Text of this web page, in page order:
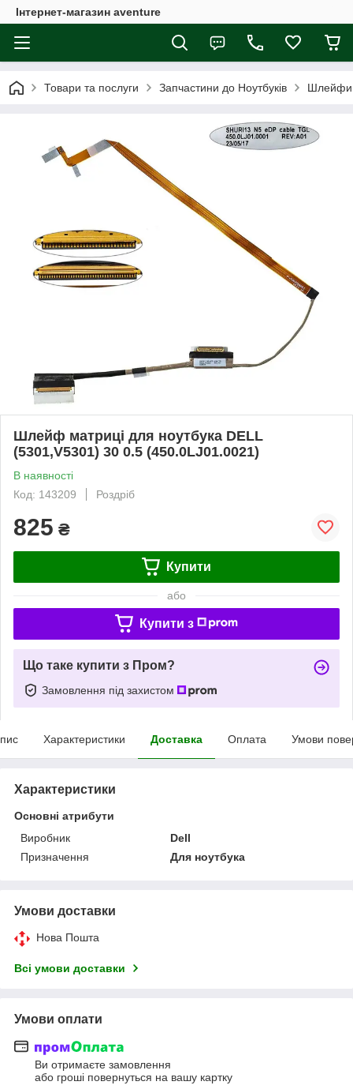
Інтернет-магазин aventure
Товари та послуги Запчастини до Ноутбуків Шлейфи
Шлейф матриці для ноутбука DELL
(5301,V5301) 30 0.5 (450.0LJ01.0021)
В наявності
Код: 143209
Роздріб
825 ₴
Купити
або
Купити з
Що таке купити з Пром?
Замовлення під захистом
Характеристики Доставка Оплата Умови
Характеристики
Основні атрибути
Виробник
Dell
Призначення
Для ноутбука
Умови доставки
Нова Пошта
Всі умови доставки
Умови оплати
Ви отримаєте замовлення
або гроші повернуться на вашу картку